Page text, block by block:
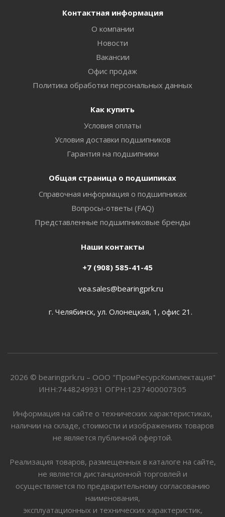
Контактная информация
О компании
Новости
Вакансии
Офис продаж
Политика обработки персональных данных
Как купить
Условия оплаты
Условия доставки подшипников
Гарантия на подшипники
Общая страница о подшипиках
Справочная информация о подшипниках
Вопросы-ответы (FAQ)
Представленные подшипниковые бренды
Наши контакты
+7 (908) 585-41-45
vea.sales@bearingprk.ru
г. Челябинск, ул. Олонецкая, 1, офис 21.
2026 © bearingprk.ru – ООО "ПромРесурсКомплектация"
ИНН:7448249931 ОГРН:1237400007305
Информация на сайте о технических характеристиках,
наличии на складе, стоимости и изображениях товаров
не является публичной офертой.
Реализация товаров, размещенных в каталоге на сайте,
не является дистанционной торговлей и
осуществляется по предварительному согласованию
наименования,
эксплуатационных и технических характеристик,